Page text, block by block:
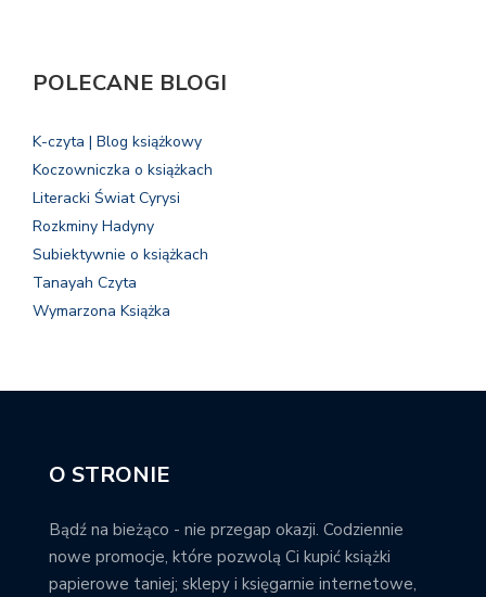
POLECANE BLOGI
K-czyta | Blog książkowy
Koczowniczka o książkach
Literacki Świat Cyrysi
Rozkminy Hadyny
Subiektywnie o książkach
Tanayah Czyta
Wymarzona Książka
O STRONIE
Bądź na bieżąco - nie przegap okazji. Codziennie
nowe promocje, które pozwolą Ci kupić książki
papierowe taniej; sklepy i księgarnie internetowe,